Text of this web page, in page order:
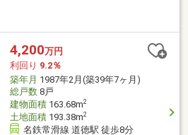
4,200万円
利回り 9.2％
築年月 1987年2月(築39年7ヶ月)
総戸数8戸
建物面積163.68m2
土地面積193.38m2
名鉄常滑線 道徳駅 徒歩8分